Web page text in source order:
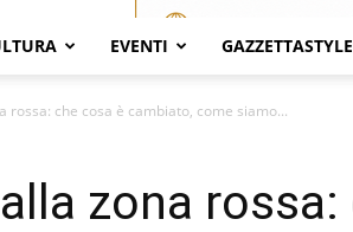
EVENTI GAZZETTASTYLE
rossa: che cosa è cambiato, come siamo...
zona rossa: